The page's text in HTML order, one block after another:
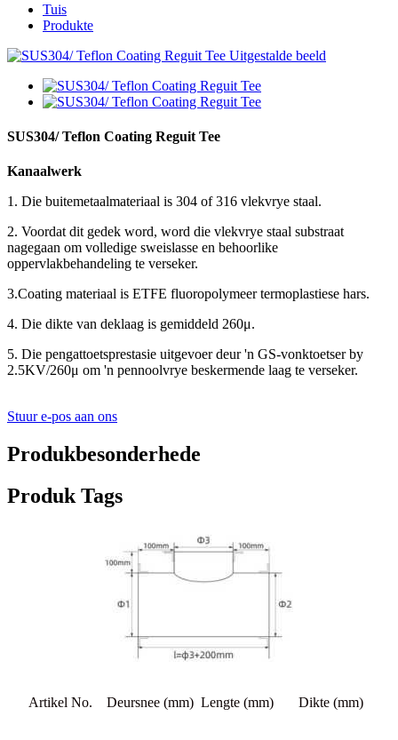
Tuis
Produkte
SUS304/ Teflon Coating Reguit Tee
Kanaalwerk
1. Die buitemetaalmateriaal is 304 of 316 vlekvrye staal.
2. Voordat dit gedek word, word die vlekvrye staal substraat
nagegaan om volledige sweislasse en behoorlike
oppervlakbehandeling te verseker.
3.Coating materiaal is ETFE fluoropolymeer termoplastiese hars.
4. Die dikte van deklaag is gemiddeld 260μ.
5. Die pengattoetsprestasie uitgevoer deur 'n GS-vonktoetser by
2.5KV/260μ om 'n pennoolvrye beskermende laag te verseker.
Stuur e-pos aan ons
Produkbesonderhede
Produk Tags
Artikel No. Deursnee (mm) Lengte (mm) Dikte (mm)